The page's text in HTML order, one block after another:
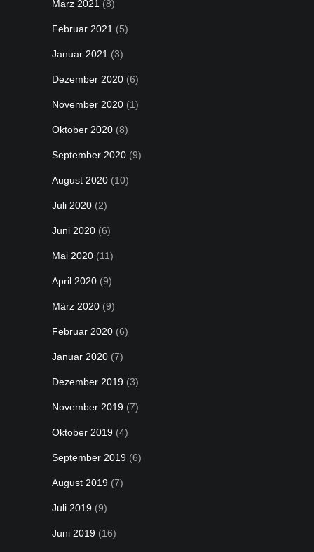
März 2021 (8)
Februar 2021 (5)
Januar 2021 (3)
Dezember 2020 (6)
November 2020 (1)
Oktober 2020 (8)
September 2020 (9)
August 2020 (10)
Juli 2020 (2)
Juni 2020 (6)
Mai 2020 (11)
April 2020 (9)
März 2020 (9)
Februar 2020 (6)
Januar 2020 (7)
Dezember 2019 (3)
November 2019 (7)
Oktober 2019 (4)
September 2019 (6)
August 2019 (7)
Juli 2019 (9)
Juni 2019 (16)